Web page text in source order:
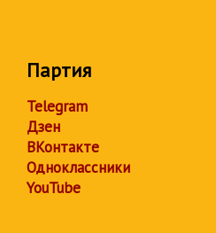
Партия
Telegram
Дзен
ВКонтакте
Одноклассники
YouTube